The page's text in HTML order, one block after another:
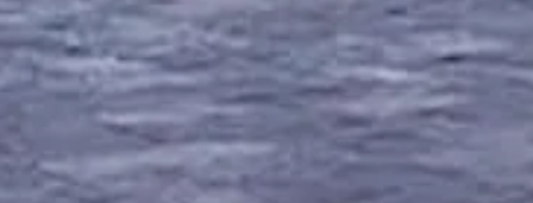
が ❤️ を込めて制作しました。
など、お気軽にご質問ください！